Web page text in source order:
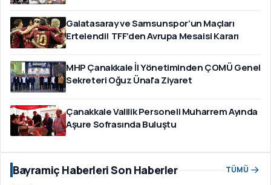
Galatasaray ve Samsunspor’un Maçları
Ertelendi! TFF’den Avrupa Mesaisi Kararı
MHP Çanakkale İl Yönetiminden ÇOMÜ Genel
Sekreteri Oğuz Ünal'a Ziyaret
Çanakkale Valilik Personeli Muharrem Ayında
Aşure Sofrasında Buluştu
Bayramiç Haberleri Son Haberler TÜMÜ